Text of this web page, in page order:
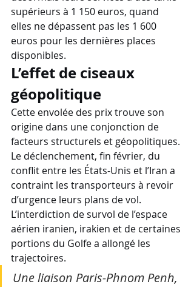
supérieurs à 1 150 euros, quand
elles ne dépassent pas les 1 600
euros pour les dernières places
disponibles.
L’effet de ciseaux
géopolitique
Cette envolée des prix trouve son
origine dans une conjonction de
facteurs structurels et géopolitiques.
Le déclenchement, fin février, du
conflit entre les États-Unis et l’Iran a
contraint les transporteurs à revoir
d’urgence leurs plans de vol.
L’interdiction de survol de l’espace
aérien iranien, irakien et de certaines
portions du Golfe a allongé les
trajectoires.
Une liaison Paris-Phnom Penh,